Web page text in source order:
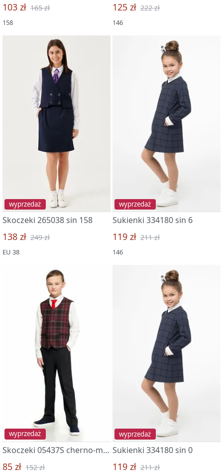
103 zł 165 zł
158
125 zł 222 zł
146
wyprzedaż
Skoczeki 265038 sin 158
138 zł 249 zł
EU 38
wyprzedaż
Sukienki 334180 sin 6
119 zł 211 zł
146
wyprzedaż
Skoczeki 05437S cherno-malinovyj 2
85 zł 152 zł
wyprzedaż
Sukienki 334180 sin 0
119 zł 211 zł